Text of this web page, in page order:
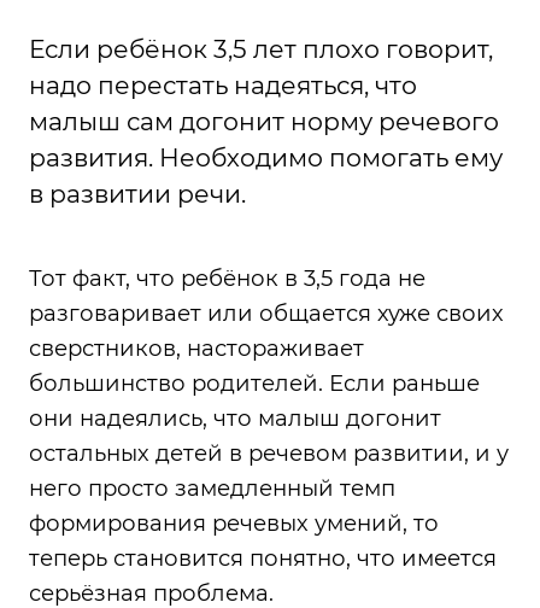
Если ребёнок 3,5 лет плохо говорит,
надо перестать надеяться, что
малыш сам догонит норму речевого
развития. Необходимо помогать ему
в развитии речи.
Тот факт, что ребёнок в 3,5 года не
разговаривает или общается хуже своих
сверстников, настораживает
большинство родителей. Если раньше
они надеялись, что малыш догонит
остальных детей в речевом развитии, и у
него просто замедленный темп
формирования речевых умений, то
теперь становится понятно, что имеется
серьёзная проблема.